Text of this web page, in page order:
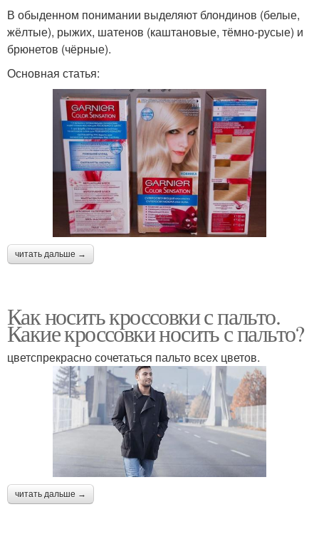
В обыденном понимании выделяют блондинов (белые,
жёлтые), рыжих, шатенов (каштановые, тёмно-русые) и
брюнетов (чёрные).
Основная статья:
читать дальше →
Как носить кроссовки с пальто.
Какие кроссовки носить с пальто?
цветспрекрасно сочетаться пальто всех цветов.
читать дальше →